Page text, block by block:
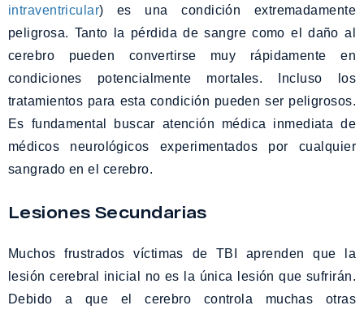
intraventricular) es una condición extremadamente
peligrosa. Tanto la pérdida de sangre como el daño al
cerebro pueden convertirse muy rápidamente en
condiciones potencialmente mortales. Incluso los
tratamientos para esta condición pueden ser peligrosos.
Es fundamental buscar atención médica inmediata de
médicos neurológicos experimentados por cualquier
sangrado en el cerebro.
Lesiones Secundarias
Muchos frustrados víctimas de TBI aprenden que la
lesión cerebral inicial no es la única lesión que sufrirán.
Debido a que el cerebro controla muchas otras